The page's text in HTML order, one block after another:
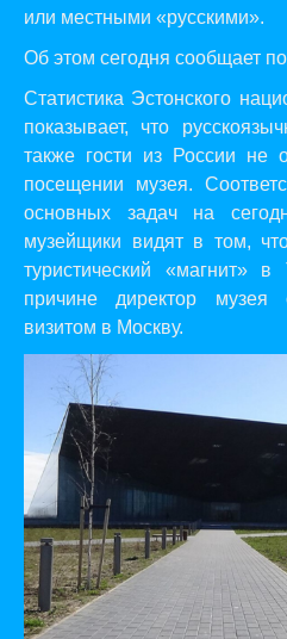
или местными «русскими».
Об этом сегодня сообщает
Cтатистика Эстонского
показывает, что
также гости из России не
посещении музея.
основных задач на
музейщики видят в том,
туристический «магнит»
причине директор музея
визитом в Москву.